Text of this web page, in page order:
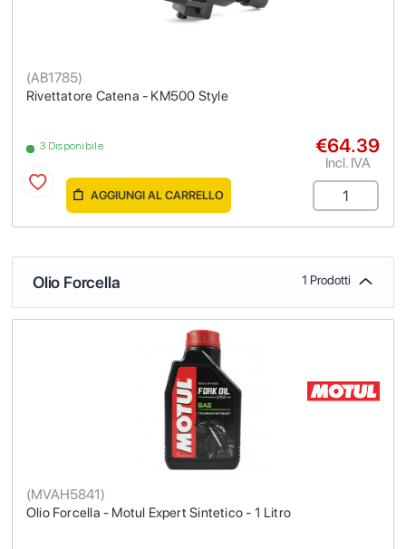
Rivettatore Catena - KM500 Style
(AB1785)
3 Disponibile €64.39
Incl. IVA
AGGIUNGI AL CARRELLO
Olio Forcella 1 Prodotti
Olio Forcella - Motul Expert Sintetico - 1 Litro
(MVAH5841)